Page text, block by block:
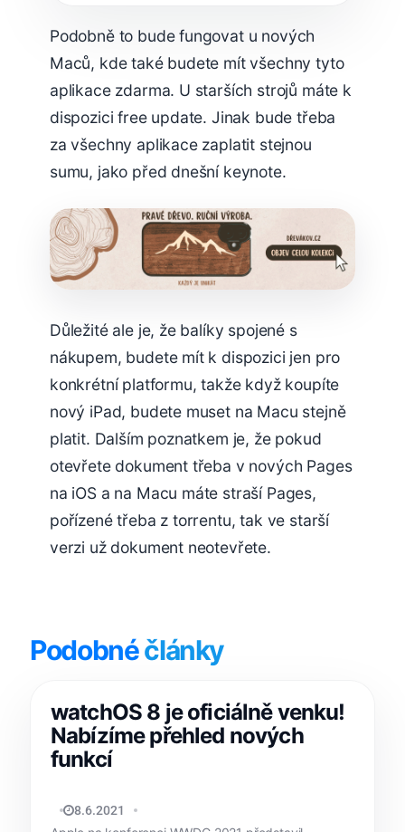
Podobně to bude fungovat u nových
Maců, kde také budete mít všechny tyto
aplikace zdarma. U starších strojů máte k
dispozici free update. Jinak bude třeba
za všechny aplikace zaplatit stejnou
sumu, jako před dnešní keynote.
Důležité ale je, že balíky spojené s
nákupem, budete mít k dispozici jen pro
konkrétní platformu, takže když koupíte
nový iPad, budete muset na Macu stejně
platit. Dalším poznatkem je, že pokud
otevřete dokument třeba v nových Pages
na iOS a na Macu máte straší Pages,
pořízené třeba z torrentu, tak ve starší
verzi už dokument neotevřete.
Podobnéčlánky
watchOS 8 je oficiálně venku!
Nabízíme přehled nových
funkcí
DAVID HUBLAR
8.6.2021